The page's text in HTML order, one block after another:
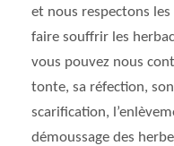
et nous respectons
faire souffrir les
vous pouvez nous
tonte, sa réfection,
scarification,
démoussage des